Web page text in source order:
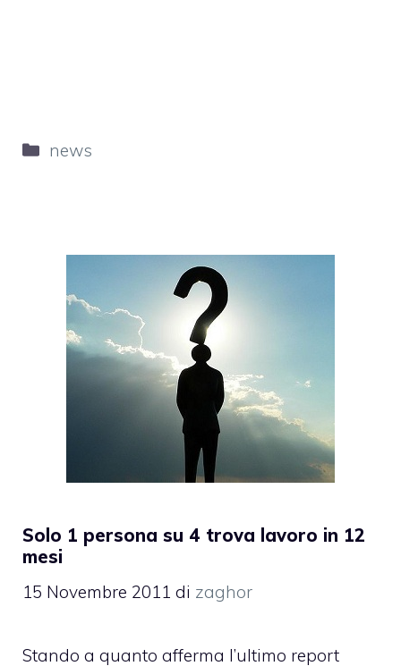
Categorie
news
Solo 1 persona su 4 trova lavoro in 12
mesi
15 Novembre 2011 di zaghor
Stando a quanto afferma l’ultimo report